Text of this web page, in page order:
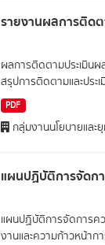
รายงานผลการติด
ผลการติดตามประเมิน
สรุปการติดตามและประ
PDF
กลุ่มงานนโยบายและ
แผนปฏิบัติการจัดก
แผนปฏิบัติการจัดการค
งานและความก้าวหน้าก